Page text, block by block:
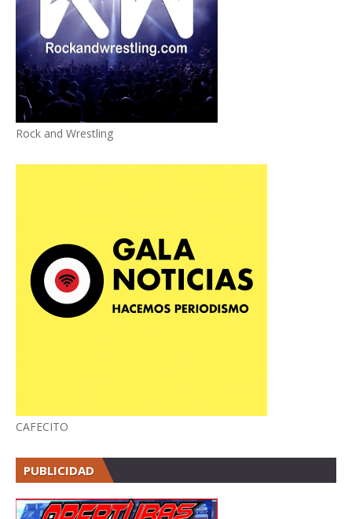
Rock and Wrestling
CAFECITO
PUBLICIDAD